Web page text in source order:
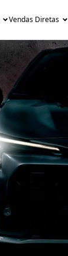
Vendas Diretas